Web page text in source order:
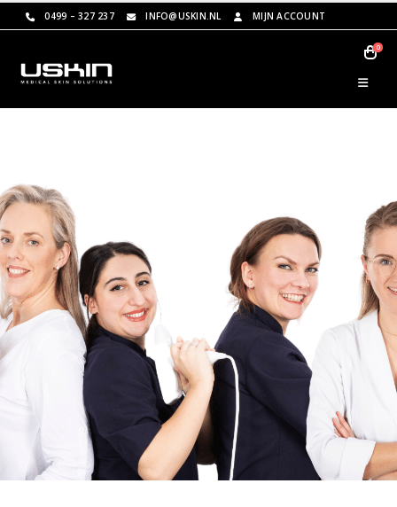
0499 – 327 237 INFO@USKIN.NL MIJN ACCOUNT
0